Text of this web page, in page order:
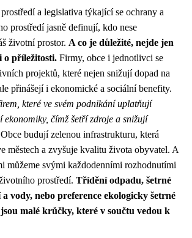
a legislativa týkající se ochrany a
prostředí jasně definují, kdo nese
životní prostor. A co je důležité, nejde jen
o příležitosti. Firmy, obce i jednotlivci se
projektů, které nejen snižují dopad na
přinášejí i ekonomické a sociální benefity.
které ve svém podnikání uplatňují
čímž šetří zdroje a snižují
Obce budují zelenou infrastrukturu, která
městech a zvyšuje kvalitu života obyvatel. A
můžeme svými každodenními rozhodnutími
prostředí. Třídění odpadu, šetrné
vody, nebo preference ekologicky šetrné
malé krůčky, které v součtu vedou k